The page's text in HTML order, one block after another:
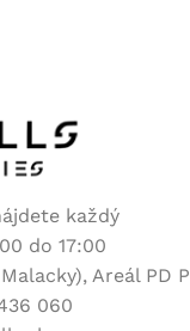
každý
do 17:00
Areál PD
060